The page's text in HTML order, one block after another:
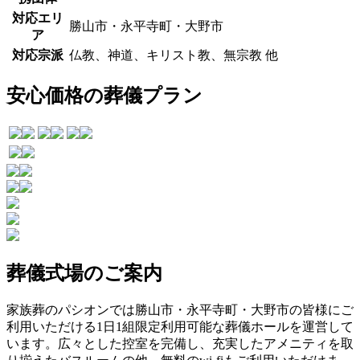
対応エリ
ア
勝山市・永平寺町・大野市
対応宗派 仏教、神道、キリスト教、無宗教 他
安心価格の葬儀プラン
葬儀式場のご案内
家族葬のパシオンでは勝山市・永平寺町・大野市の皆様にご
利用いただける1日1組限定利用可能な葬儀ホールを運営して
います。広々とした控室を完備し、充実したアメニティを取